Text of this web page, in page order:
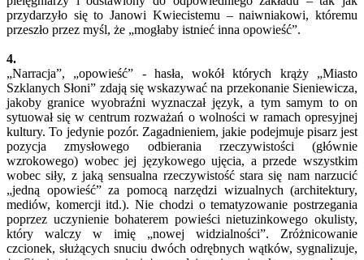
przydarzyło się to Janowi Kwiecistemu – naiwniakowi, któremu
przeszło przez myśl, że „mogłaby istnieć inna opowieść”.
4.
„Narracja”, „opowieść” - hasła, wokół których krąży „Miasto
Szklanych Słoni” zdają się wskazywać na przekonanie Sieniewicza,
jakoby granice wyobraźni wyznaczał język, a tym samym to on
sytuował się w centrum rozważań o wolności w ramach opresyjnej
kultury. To jedynie pozór. Zagadnieniem, jakie podejmuje pisarz jest
pozycja zmysłowego odbierania rzeczywistości (głównie
wzrokowego) wobec jej językowego ujęcia, a przede wszystkim
wobec siły, z jaką sensualna rzeczywistość stara się nam narzucić
„jedną opowieść” za pomocą narzędzi wizualnych (architektury,
mediów, komercji itd.). Nie chodzi o tematyzowanie postrzegania
poprzez uczynienie bohaterem powieści nietuzinkowego okulisty,
który walczy w imię „nowej widzialności”. Zróżnicowanie
czcionek, służących snuciu dwóch odrębnych wątków, sygnalizuje,